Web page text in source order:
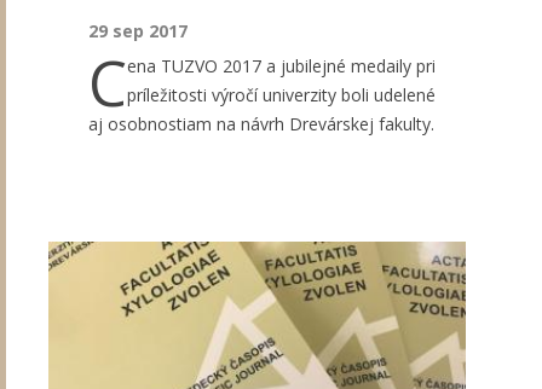
29 sep 2017
Cena TUZVO 2017 a jubilejné medaily pri
príležitosti výročí univerzity boli udelené
aj osobnostiam na návrh Drevárskej fakulty.